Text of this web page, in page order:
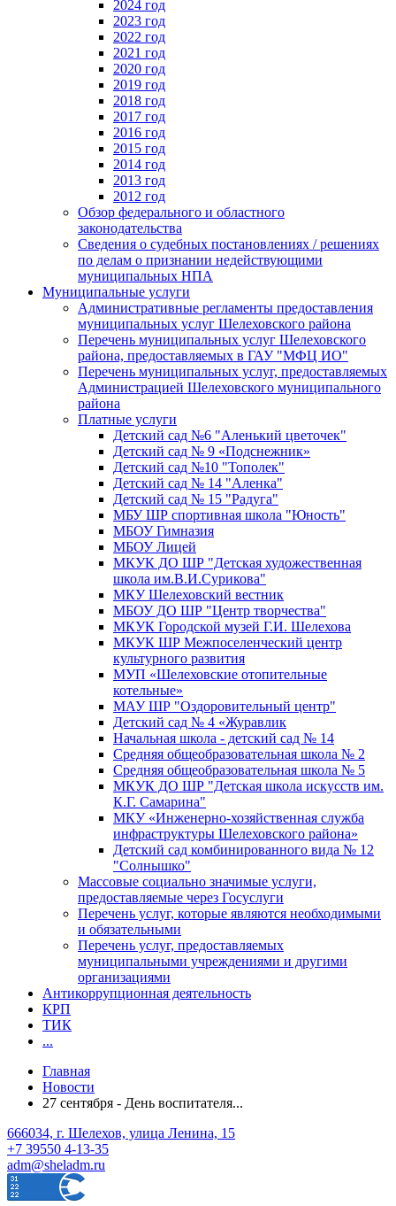
2024 год
2023 год
2022 год
2021 год
2020 год
2019 год
2018 год
2017 год
2016 год
2015 год
2014 год
2013 год
2012 год
Обзор федерального и областного
законодательства
Сведения о судебных постановлениях / решениях
по делам о признании недействующими
муниципальных НПА
Муниципальные услуги
Административные регламенты предоставления
муниципальных услуг Шелеховского района
Перечень муниципальных услуг Шелеховского
района, предоставляемых в ГАУ "МФЦ ИО"
Перечень муниципальных услуг, предоставляемых
Администрацией Шелеховского муниципального
района
Платные услуги
Детский сад №6 "Аленький цветочек"
Детский сад № 9 «Подснежник»
Детский сад №10 "Тополек"
Детский сад № 14 "Аленка"
Детский сад № 15 "Радуга"
МБУ ШР спортивная школа "Юность"
МБОУ Гимназия
МБОУ Лицей
МКУК ДО ШР "Детская художественная
школа им.В.И.Сурикова"
МКУ Шелеховский вестник
МБОУ ДО ШР "Центр творчества"
МКУК Городской музей Г.И. Шелехова
МКУК ШР Межпоселенческий центр
культурного развития
МУП «Шелеховские отопительные
котельные»
МАУ ШР "Оздоровительный центр"
Детский сад № 4 «Журавлик
Начальная школа - детский сад № 14
Средняя общеобразовательная школа № 2
Средняя общеобразовательная школа № 5
МКУК ДО ШР "Детская школа искусств им.
К.Г. Самарина"
МКУ «Инженерно-хозяйственная служба
инфраструктуры Шелеховского района»
Детский сад комбинированного вида № 12
"Солнышко"
Массовые социально значимые услуги,
предоставляемые через Госуслуги
Перечень услуг, которые являются необходимыми
и обязательными
Перечень услуг, предоставляемых
муниципальными учреждениями и другими
организациями
Антикоррупционная деятельность
КРП
ТИК
...
Главная
Новости
27 сентября - День воспитателя...
666034, г. Шелехов, улица Ленина, 15
+7 39550 4-13-35
adm@sheladm.ru